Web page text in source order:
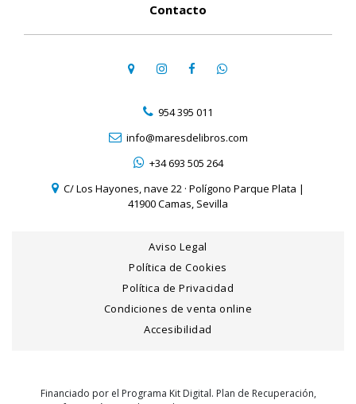
Contacto
954 395 011
info@maresdelibros.com
+34 693 505 264
C/ Los Hayones, nave 22 · Polígono Parque Plata |
41900 Camas, Sevilla
Aviso Legal
Política de Cookies
Política de Privacidad
Condiciones de venta online
Accesibilidad
Financiado por el Programa Kit Digital. Plan de Recuperación,